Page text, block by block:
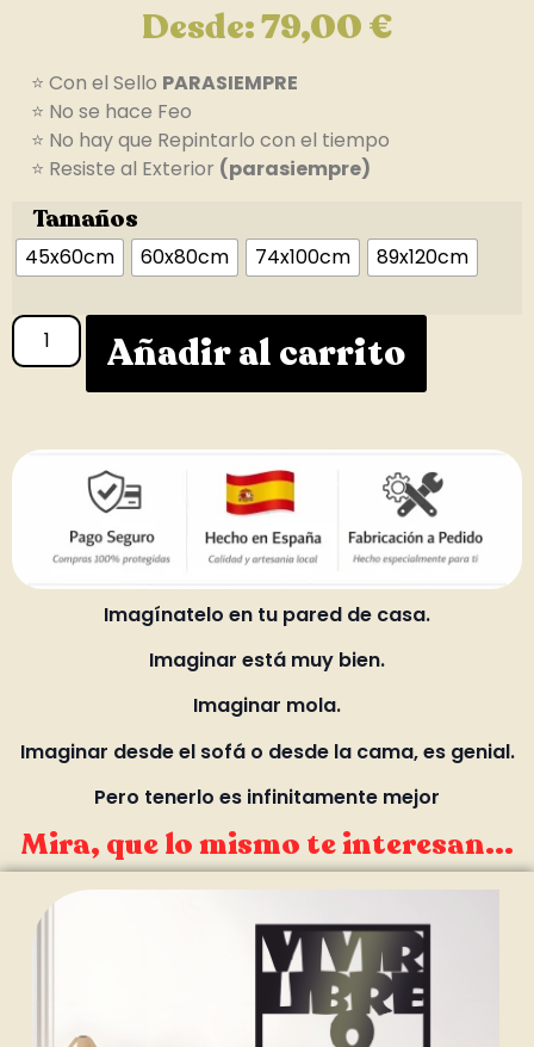
Desde:79,00€
⭐ Con el Sello PARASIEMPRE
⭐ No se hace Feo
⭐ No hay que Repintarlo con el tiempo
⭐ Resiste al Exterior (parasiempre)
Tamaños
45x60cm 60x80cm 74x100cm 89x120cm
Añadir al carrito
Imagínatelo en tu pared de casa.
Imaginar está muy bien.
Imaginar mola.
Imaginar desde el sofá o desde la cama, es genial.
Pero tenerlo es infinitamente mejor
Mira, que lo mismo te interesan...